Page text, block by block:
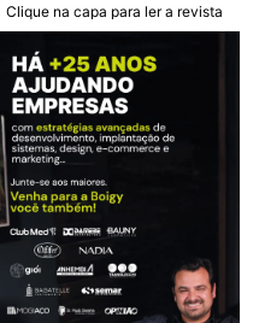
Clique na capa para ler a revista